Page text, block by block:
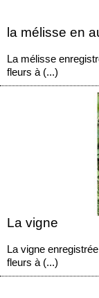
la mélisse en
La mélisse
fleurs à (...)
La vigne
La vigne
fleurs à (...)